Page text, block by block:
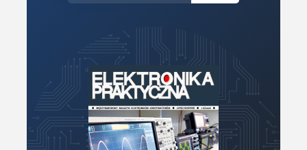
Optoelektronika
PCB/Montaż
Podstawy elektroniki